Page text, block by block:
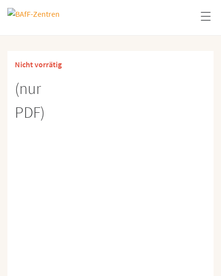
Nicht vorrätig
(nur
PDF)